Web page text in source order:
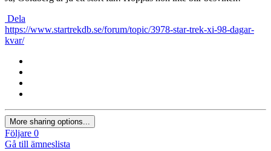
Dela
https://www.startrekdb.se/forum/topic/3978-star-trek-xi-98-dagar-
kvar/
More sharing options...
Följare 0
Gå till ämneslista